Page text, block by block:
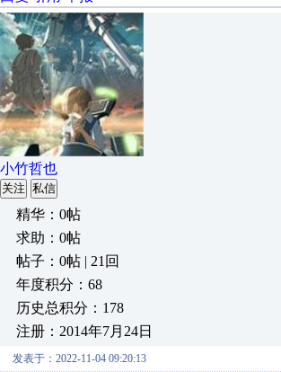
小竹哲也
关注 私信
精华：0帖
求助：0帖
帖子：0帖 | 21回
年度积分：68
历史总积分：178
注册：2014年7月24日
发表于：2022-11-04 09:20:13